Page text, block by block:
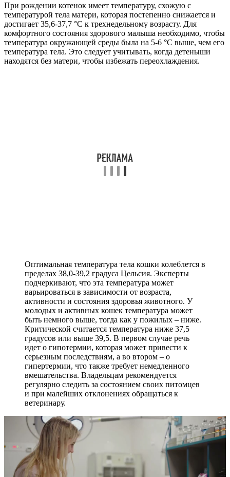
При рождении котенок имеет температуру, схожую с
температурой тела матери, которая постепенно снижается и
достигает 35,6-37,7 °C к трехнедельному возрасту. Для
комфортного состояния здорового малыша необходимо, чтобы
температура окружающей среды была на 5-6 °C выше, чем его
температура тела. Это следует учитывать, когда детеныши
находятся без матери, чтобы избежать переохлаждения.
Оптимальная температура тела кошки колеблется в
пределах 38,0-39,2 градуса Цельсия. Эксперты
подчеркивают, что эта температура может
варьироваться в зависимости от возраста,
активности и состояния здоровья животного. У
молодых и активных кошек температура может
быть немного выше, тогда как у пожилых – ниже.
Критической считается температура ниже 37,5
градусов или выше 39,5. В первом случае речь
идет о гипотермии, которая может привести к
серьезным последствиям, а во втором – о
гипертермии, что также требует немедленного
вмешательства. Владельцам рекомендуется
регулярно следить за состоянием своих питомцев
и при малейших отклонениях обращаться к
ветеринару.